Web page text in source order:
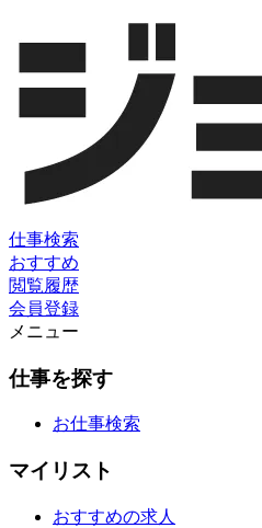
仕事検索
おすすめ
閲覧履歴
会員登録
メニュー
仕事を探す
お仕事検索
マイリスト
おすすめの求人